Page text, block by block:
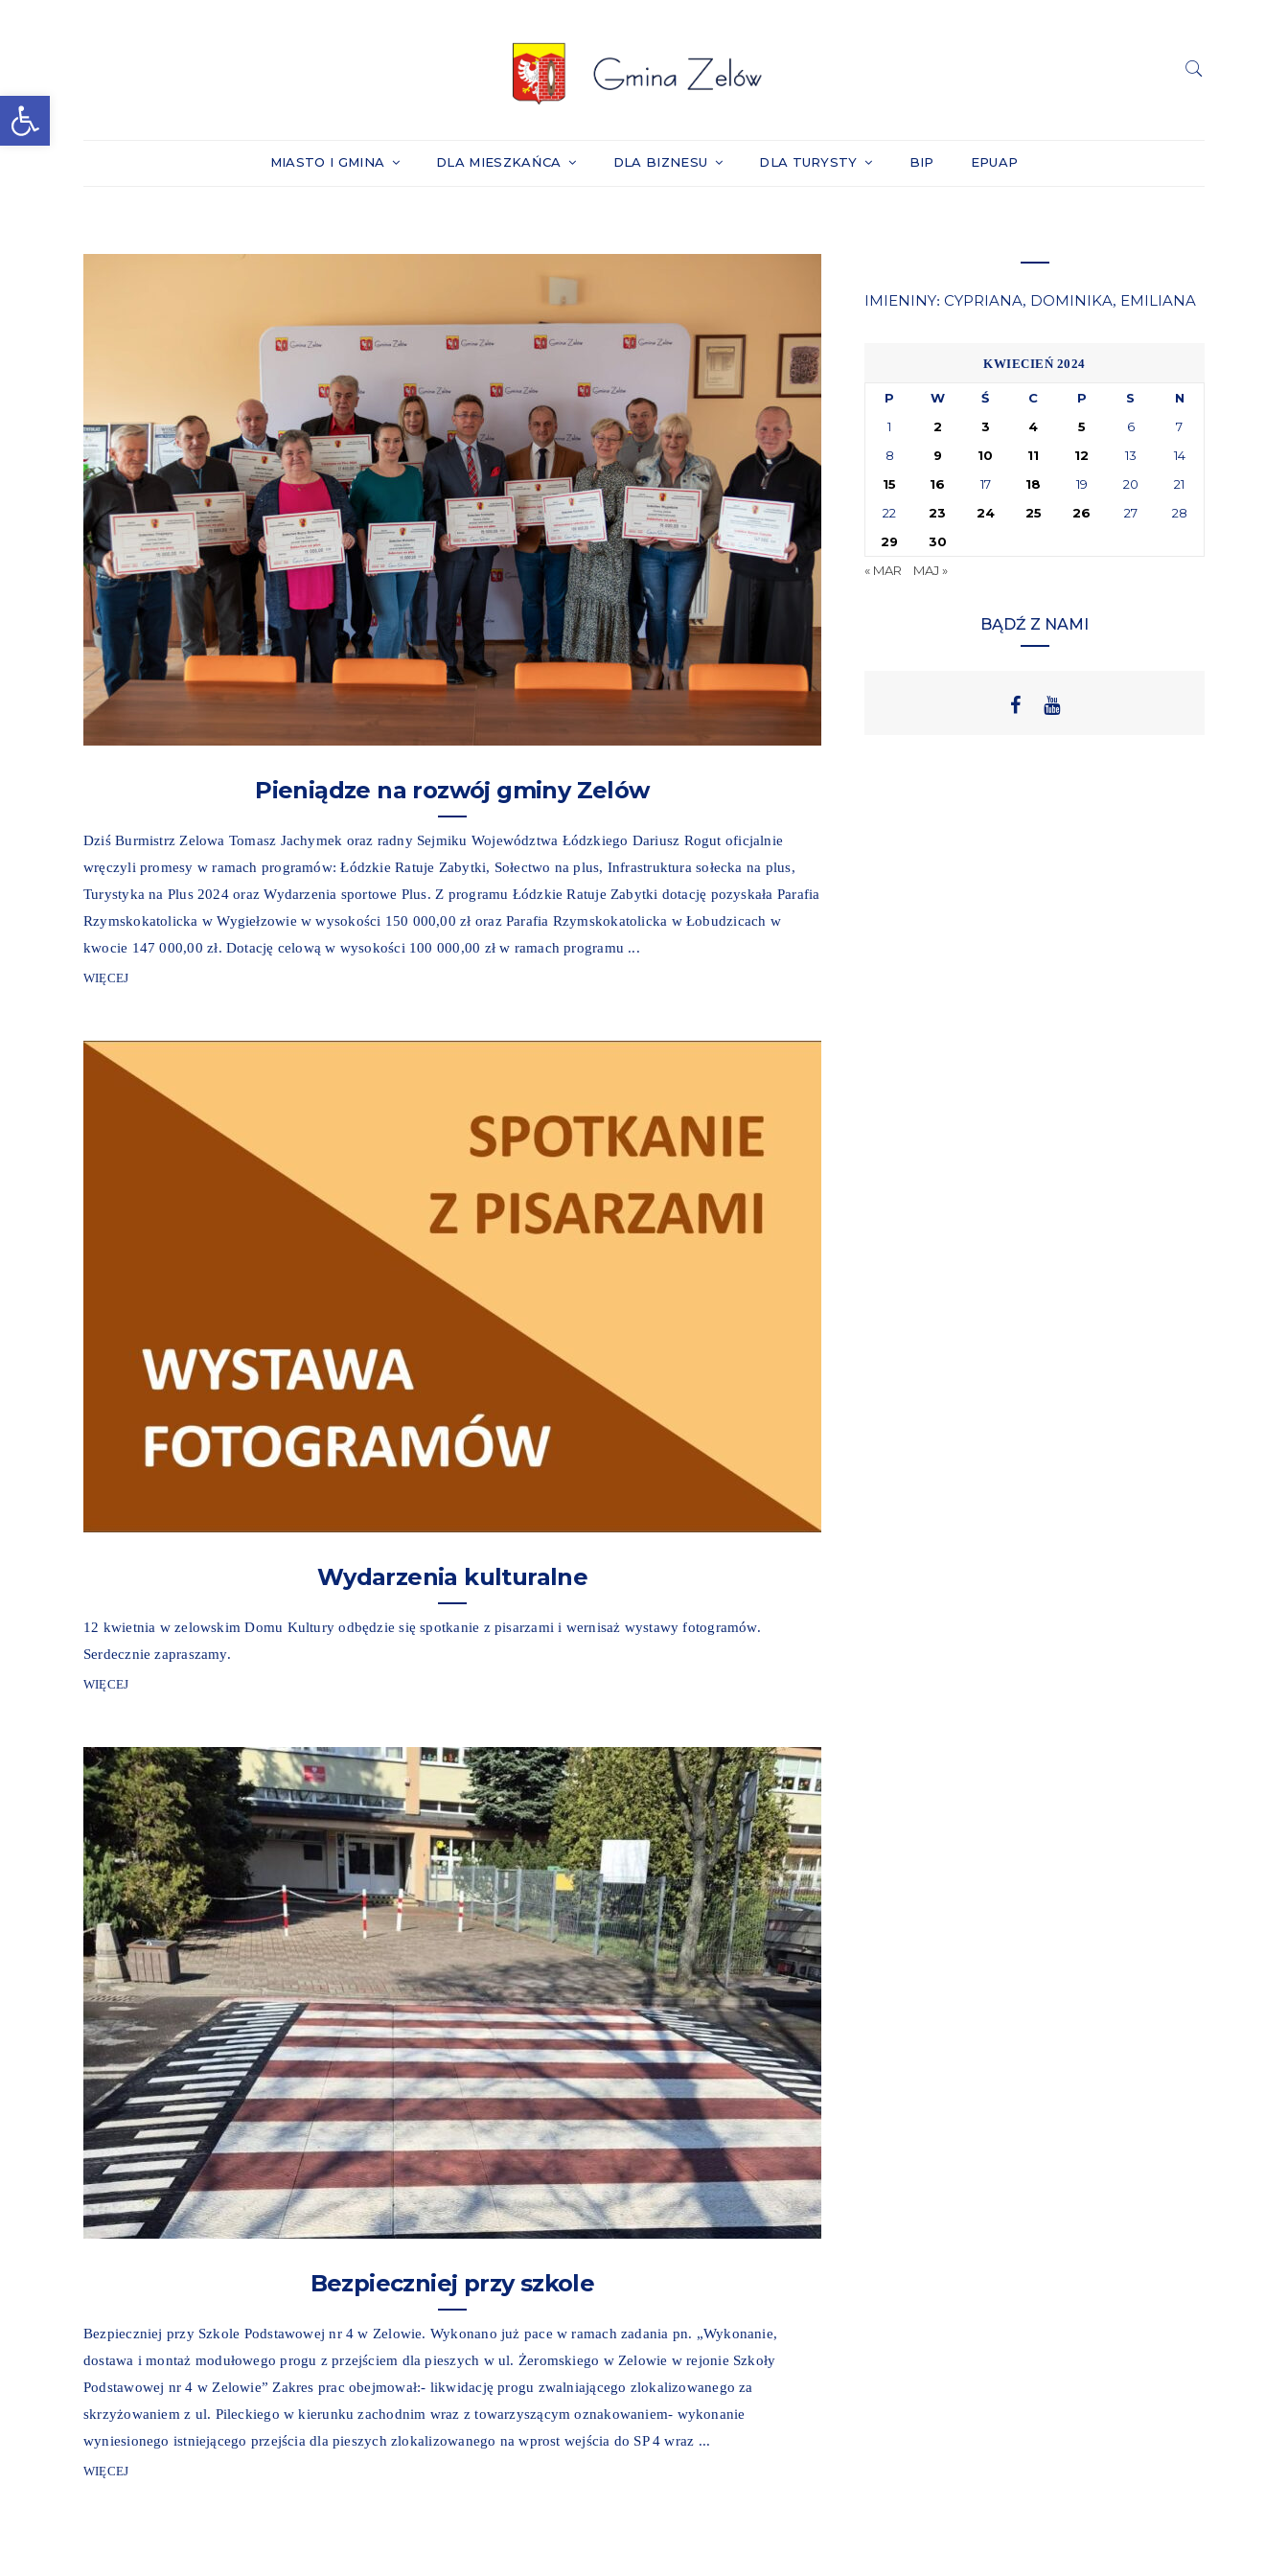
Otwórz pasek narzędzi
MIASTO I GMINA DLA MIESZKAŃCA DLA BIZNESU DLA TURYSTY BIP EPUAP
Pieniądze na rozwój gminy Zelów
Dziś Burmistrz Zelowa Tomasz Jachymek oraz radny Sejmiku Województwa Łódzkiego Dariusz Rogut oficjalnie
wręczyli promesy w ramach programów: Łódzkie Ratuje Zabytki, Sołectwo na plus, Infrastruktura sołecka na plus,
Turystyka na Plus 2024 oraz Wydarzenia sportowe Plus. Z programu Łódzkie Ratuje Zabytki dotację pozyskała Parafia
Rzymskokatolicka w Wygiełzowie w wysokości 150 000,00 zł oraz Parafia Rzymskokatolicka w Łobudzicach w
kwocie 147 000,00 zł. Dotację celową w wysokości 100 000,00 zł w ramach programu ...
WIĘCEJ
Wydarzenia kulturalne
12 kwietnia w zelowskim Domu Kultury odbędzie się spotkanie z pisarzami i wernisaż wystawy fotogramów.
Serdecznie zapraszamy.
WIĘCEJ
Bezpieczniej przy szkole
Bezpieczniej przy Szkole Podstawowej nr 4 w Zelowie. Wykonano już pace w ramach zadania pn. „Wykonanie,
dostawa i montaż modułowego progu z przejściem dla pieszych w ul. Żeromskiego w Zelowie w rejonie Szkoły
Podstawowej nr 4 w Zelowie” Zakres prac obejmował:- likwidację progu zwalniającego zlokalizowanego za
skrzyżowaniem z ul. Pileckiego w kierunku zachodnim wraz z towarzyszącym oznakowaniem- wykonanie
wyniesionego istniejącego przejścia dla pieszych zlokalizowanego na wprost wejścia do SP 4 wraz ...
WIĘCEJ
IMIENINY: CYPRIANA, DOMINIKA, EMILIANA
KWIECIEŃ 2024
P W Ś C P S
N
1
2 3 4 5 6
7
8
9 10 11 12 13
14
15
16 17 18 19 20
21
22
23 24 25 26 27
28
29
30
« MAR
MAJ »
BĄDŹ Z NAMI